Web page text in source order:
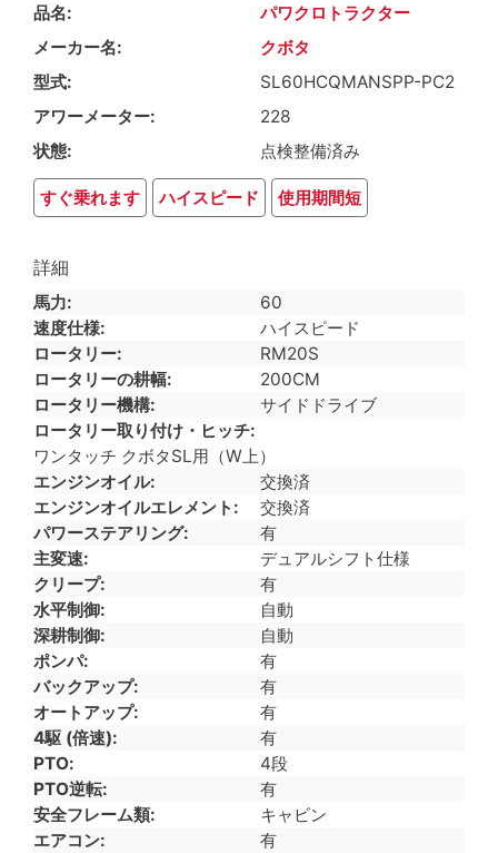
品名
パワクロトラクター
メーカー名
クボタ
型式
SL60HCQMANSPP-PC2
アワーメーター
228
状態
点検整備済み
すぐ乗れます ハイスピード 使用期間短
詳細
馬力
60
速度仕様
ハイスピード
ロータリー
RM20S
ロータリーの耕幅
200CM
ロータリー機構
サイドドライブ
ロータリー取り付け・ヒッチ
ワンタッチ クボタSL用（W上）
エンジンオイル
交換済
エンジンオイルエレメント
交換済
パワーステアリング
有
主変速
デュアルシフト仕様
クリープ
有
水平制御
自動
深耕制御
自動
ポンパ
有
バックアップ
有
オートアップ
有
4駆 (倍速)
有
PTO
4段
PTO逆転
有
安全フレーム類
キャビン
エアコン
有